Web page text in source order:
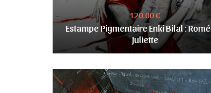
120.00 €
Estampe Pigmentaire Enki Bilal :
Juliette